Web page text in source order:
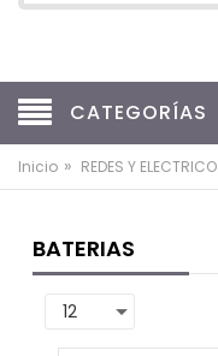
CATEGORÍAS
Inicio » REDES Y ELECTRICO
BATERIAS